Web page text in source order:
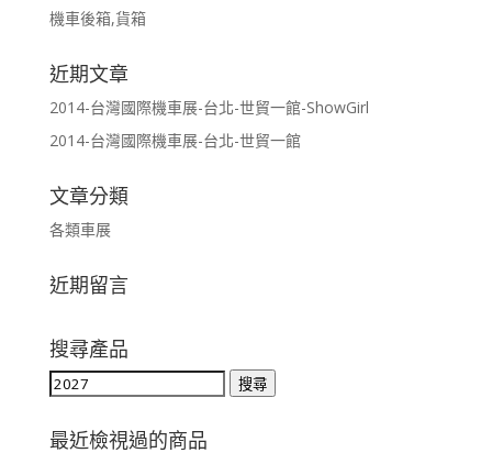
機車後箱,貨箱
近期文章
2014-台灣國際機車展-台北-世貿一館-ShowGirl
2014-台灣國際機車展-台北-世貿一館
文章分類
各類車展
近期留言
搜尋產品
搜
關
搜尋
最近檢視過的商品